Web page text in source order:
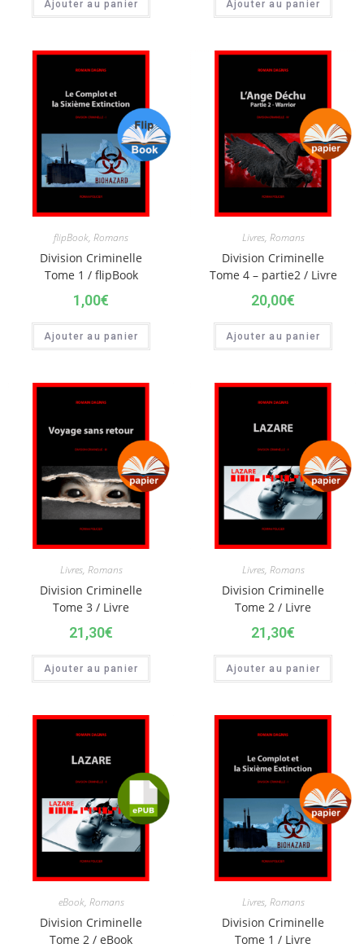
Ajouter au panier Ajouter au panier
flipBook, Romans
Division Criminelle
Tome 1 / flipBook
1,00€
Ajouter au panier
Livres, Romans
Division Criminelle
Tome 4 – partie2 / Livre
20,00€
Ajouter au panier
Livres, Romans
Division Criminelle
Tome 3 / Livre
21,30€
Ajouter au panier
Livres, Romans
Division Criminelle
Tome 2 / Livre
21,30€
Ajouter au panier
eBook, Romans
Division Criminelle
Tome 2 / eBook
Livres, Romans
Division Criminelle
Tome 1 / Livre